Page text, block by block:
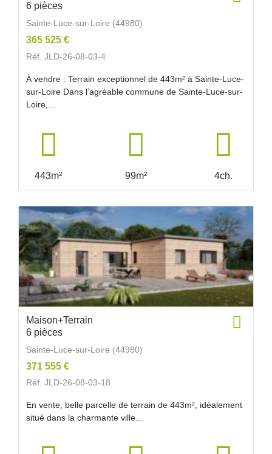
6 pièces
Sainte-Luce-sur-Loire (44980)
365 525 €
Réf. JLD-26-08-03-4
À vendre : Terrain exceptionnel de 443m² à Sainte-Luce-
sur-Loire Dans l’agréable commune de Sainte-Luce-sur-
Loire,...
443m² 99m² 4ch.
Maison+Terrain
6 pièces
Sainte-Luce-sur-Loire (44980)
371 555 €
Réf. JLD-26-08-03-18
En vente, belle parcelle de terrain de 443m², idéalement
situé dans la charmante ville...